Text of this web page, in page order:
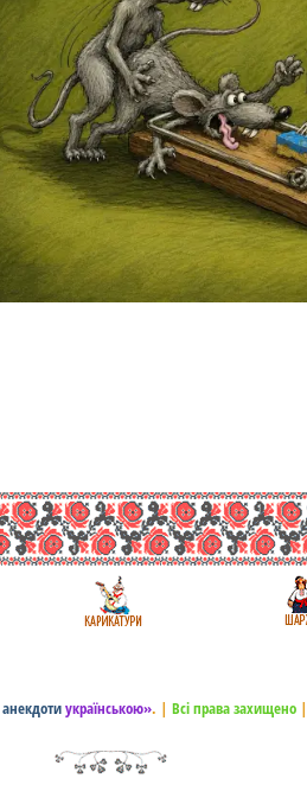
анекдотиукраїнською». | Всі права захищено |